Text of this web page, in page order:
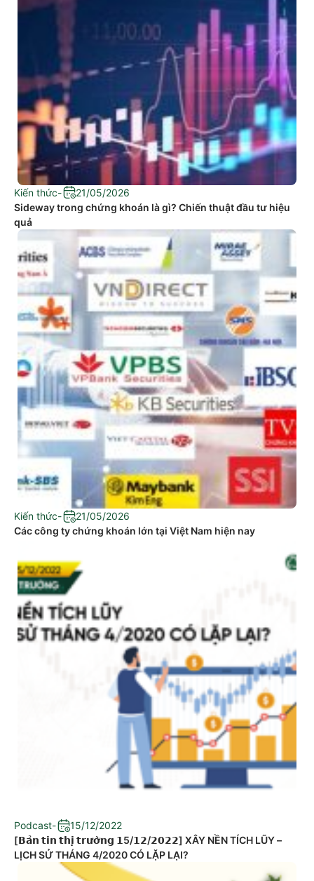
Kiến thức-
21/05/2026
Sideway trong chứng khoán là gì? Chiến thuật đầu tư hiệu
quả
Kiến thức-
21/05/2026
Các công ty chứng khoán lớn tại Việt Nam hiện nay
Podcast-
15/12/2022
[𝗕𝗮̉𝗻 𝘁𝗶𝗻 𝘁𝗵𝗶̣ 𝘁𝗿𝘂̛𝗼̛̀𝗻𝗴 𝟭5/𝟭𝟮/𝟮𝟬𝟮𝟮] XÂY NỀN TÍCH LŨY –
LỊCH SỬ THÁNG 4/2020 CÓ LẶP LẠI?